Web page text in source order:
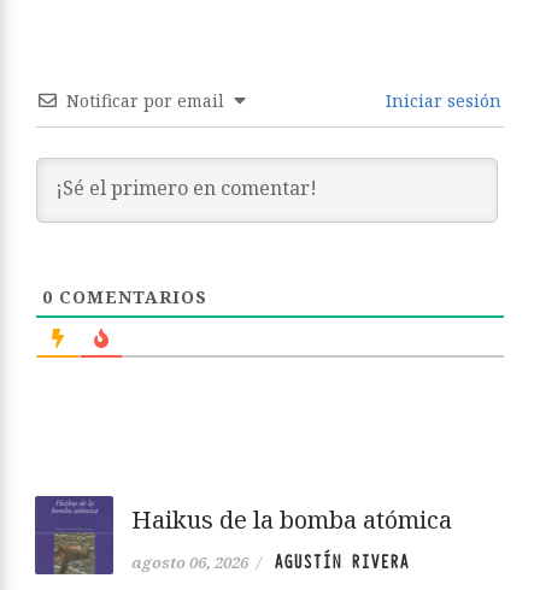
Notificar por email Iniciar sesión
0 COMENTARIOS
Haikus de la bomba atómica
agosto 06, 2026 / AGUSTÍN RIVERA